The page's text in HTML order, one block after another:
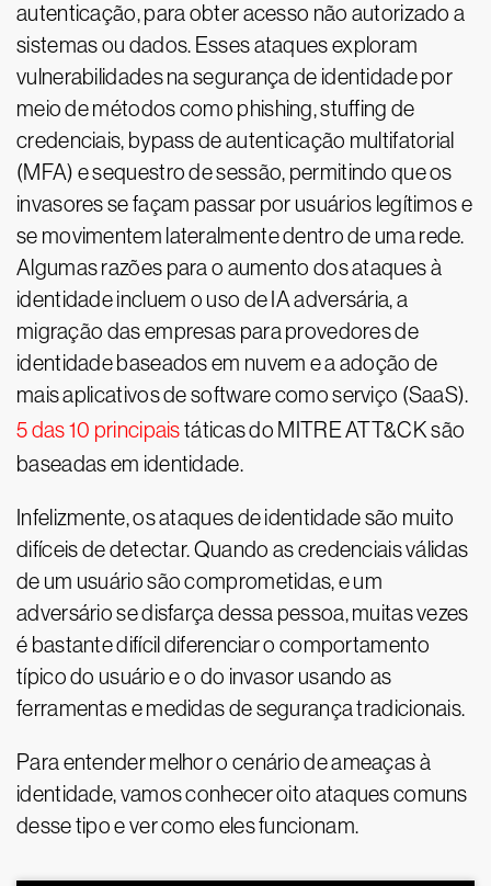
autenticação, para obter acesso não autorizado a
sistemas ou dados. Esses ataques exploram
vulnerabilidades na segurança de identidade por
meio de métodos como phishing, stuffing de
credenciais, bypass de autenticação multifatorial
(MFA) e sequestro de sessão, permitindo que os
invasores se façam passar por usuários legítimos e
se movimentem lateralmente dentro de uma rede.
Algumas razões para o aumento dos ataques à
identidade incluem o uso de IA adversária, a
migração das empresas para provedores de
identidade baseados em nuvem e a adoção de
mais aplicativos de software como serviço (SaaS).
5 das 10 principaistáticas do MITRE ATT&CK são
baseadas em identidade.
Infelizmente, os ataques de identidade são muito
difíceis de detectar. Quando as credenciais válidas
de um usuário são comprometidas, e um
adversário se disfarça dessa pessoa, muitas vezes
é bastante difícil diferenciar o comportamento
típico do usuário e o do invasor usando as
ferramentas e medidas de segurança tradicionais.
Para entender melhor o cenário de ameaças à
identidade, vamos conhecer oito ataques comuns
desse tipo e ver como eles funcionam.